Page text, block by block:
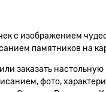
с изображением
памятников на
заказать
фото,